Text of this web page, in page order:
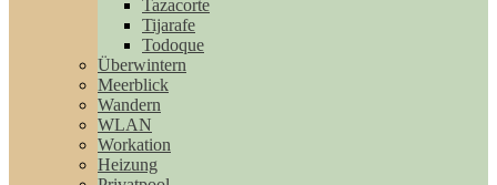
Tazacorte
Tijarafe
Todoque
Überwintern
Meerblick
Wandern
WLAN
Workation
Heizung